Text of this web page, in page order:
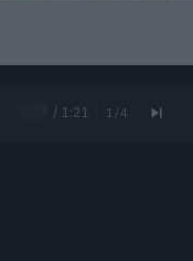
0:28 / 1:21 1 /4